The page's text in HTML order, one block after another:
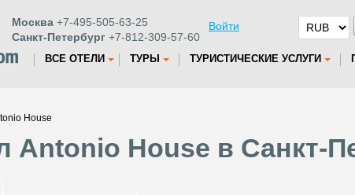
Москва +7-495-505-63-25
Санкт-Петербург +7-812-309-57-60
Войти
ВСЕ ОТЕЛИ ТУРЫ ТУРИСТИЧЕСКИЕ УСЛУГИ
House
Antonio House в Санкт-